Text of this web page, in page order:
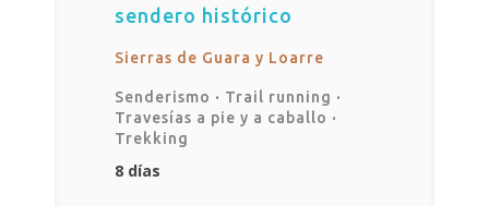
sendero histórico
Sierras de Guara y Loarre
Senderismo · Trail running ·
Travesías a pie y a caballo ·
Trekking
8 días